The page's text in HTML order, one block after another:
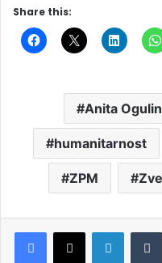
Share this:
Anita Ogulin
humanitarnost
ZPM